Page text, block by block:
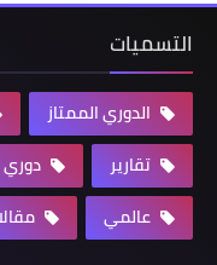
التسميات
الدوري الممتاز
تقارير
دوري
عالمي